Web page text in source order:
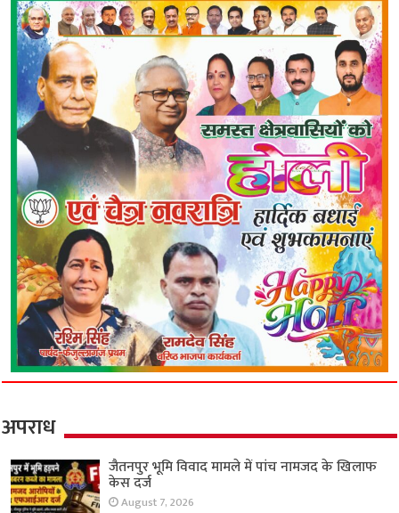
अपराध
जैतनपुर भूमि विवाद मामले में पांच नामजद के खिलाफ
केस दर्ज
August 7, 2026